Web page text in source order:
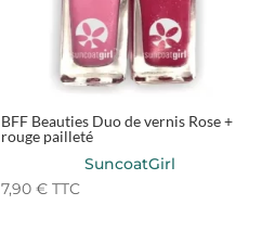
BFF Beauties Duo de vernis Rose +
rouge pailleté
SuncoatGirl
7,90€ TTC